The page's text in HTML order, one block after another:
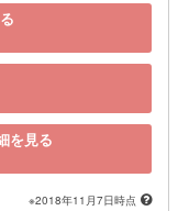
を見る
※2018年11月7日時点